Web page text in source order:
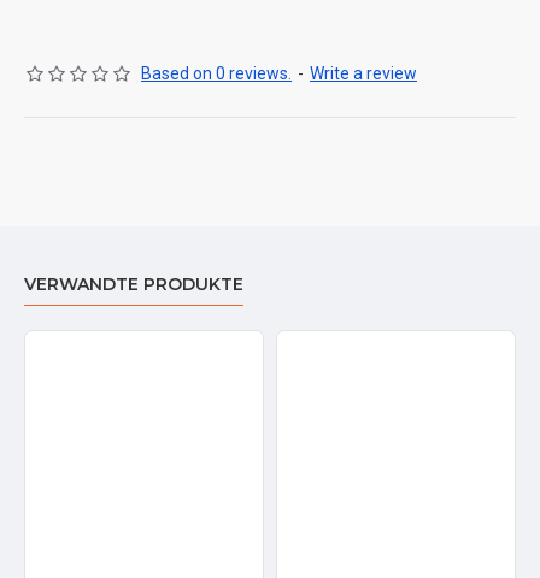
Based on 0 reviews. - Write a review
VERWANDTE PRODUKTE